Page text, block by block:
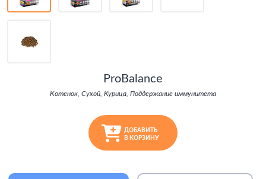
ProBalance
Котенок, Сухой, Курица, Поддержание иммунитета
ДОБАВИТЬ
В КОРЗИНУ